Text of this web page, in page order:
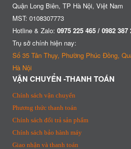
Quận Long Biên, TP Hà Nội, Việt Nam
MST: 0108307773
Hotline & Zalo: 0975 225 465 / 0982 387
Trụ sở chính hiện nay:
Số 35 Tân Thụy, Phường Phúc Đồng,
Hà Nội
VẬN CHUYỂN -THANH TOÁN
Chính sách vận chuyển
Phương thức thanh toán
Chính sách đổi trả sản phẩm
Chính sách bảo hành máy
Giao nhận và thanh toán